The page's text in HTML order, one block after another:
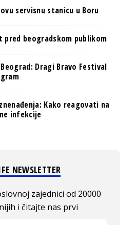
servisnu stanicu u Boru
pred beogradskom publikom
Dragi Bravo Festival
Kako reagovati na
infekcije
NEWSLETTER
zajednici od 20000
i čitajte nas prvi